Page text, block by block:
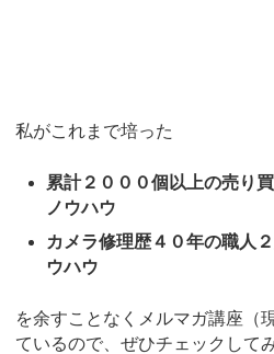
私がこれまで培った
累計２０００個以上の売り
ノウハウ
カメラ修理歴４０年の職人
ウハウ
を余すことなくメルマガ講座（
ているので、ぜひチェックして